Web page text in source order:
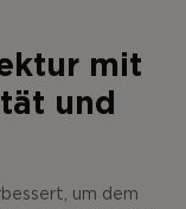
mit
und
um dem